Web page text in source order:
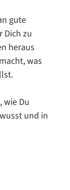
gute
Dich zu
heraus
was
wie Du
und in